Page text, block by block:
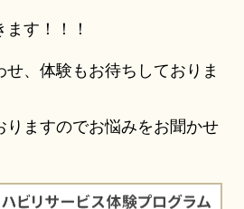
す！！！
せ、体験もお待ちしておりま
りますのでお悩みをお聞かせ